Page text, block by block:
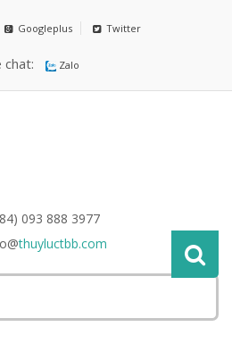
Googleplus Twitter
chat: Zalo
093 888 3977
thuyluctbb.com